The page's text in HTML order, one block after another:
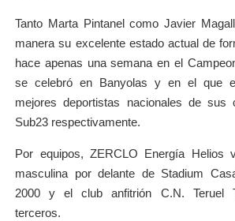
Tanto Marta Pintanel como Javier
manera su excelente estado actual de
hace apenas una semana en el
se celebró en Banyolas y en el que
mejores deportistas nacionales de sus
Sub23 respectivamente.
Por equipos, ZERCLO Energía Helios
masculina por delante de Stadium
2000 y el club anfitrión C.N. Teruel
terceros.